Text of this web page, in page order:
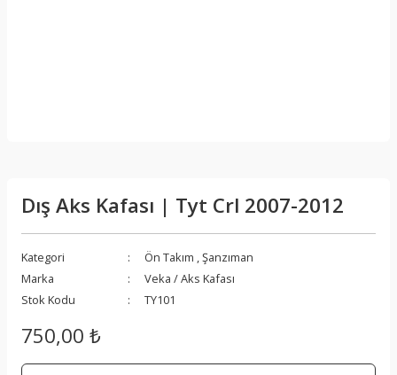
Dış Aks Kafası | Tyt Crl 2007-2012
Kategori Ön Takım ,Şanzıman
Marka
Veka / Aks Kafası
Stok Kodu
TY101
750,00 ₺